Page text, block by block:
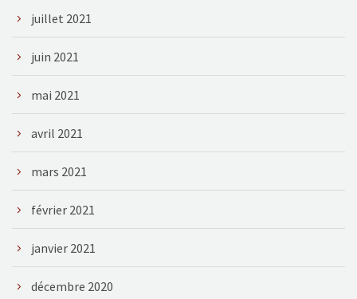
juillet 2021
juin 2021
mai 2021
avril 2021
mars 2021
février 2021
janvier 2021
décembre 2020